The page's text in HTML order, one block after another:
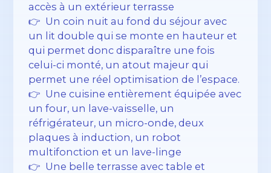
accès à un extérieur terrasse
👉 Un coin nuit au fond du séjour avec
un lit double qui se monte en hauteur et
qui permet donc disparaître une fois
celui-ci monté, un atout majeur qui
permet une réel optimisation de l’espace.
👉 Une cuisine entièrement équipée avec
un four, un lave-vaisselle, un
réfrigérateur, un micro-onde, deux
plaques à induction, un robot
multifonction et un lave-linge
👉 Une belle terrasse avec table et